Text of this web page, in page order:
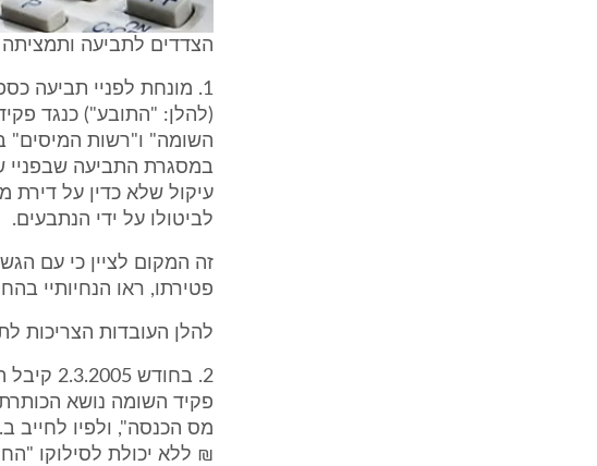
הצדדים לתביעה ותמציתה
(להלן: "התובע") כנגד
השומה" ו"רשות המיסים"
במסגרת התביעה שבפניי
עיקול שלא כדין על
לביטולו על ידי הנתבעים.
זה המקום לציין כי עם
פטירתו, ראו הנחיותיי בהחלטתי
להלן העובדות הצריכות
₪ ללא יכולת לסילוקו